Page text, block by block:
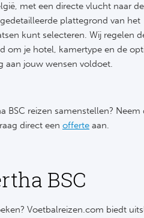
met een directe vlucht naar
plattegrond van het
kunt selecteren. Wij regelen
om je hotel, kamertype en de
aan jouw wensen voldoet.
BSC reizen samenstellen?
direct een offerte aan.
BSC
Voetbalreizen.com biedt